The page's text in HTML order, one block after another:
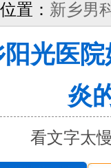
置： 新乡男
光医
炎
看文字太